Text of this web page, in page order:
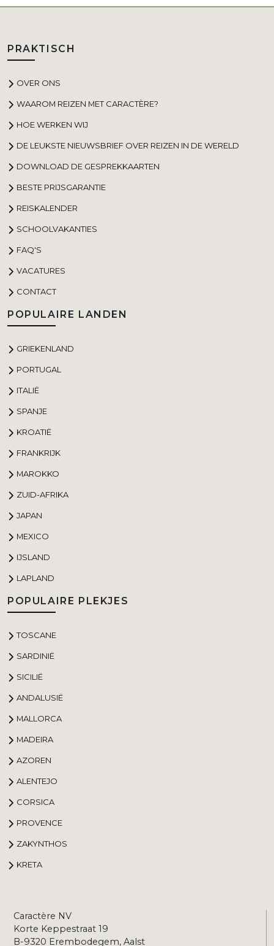
PRAKTISCH
OVER ONS
WAAROM REIZEN MET CARACTÈRE?
HOE WERKEN WIJ
DE LEUKSTE NIEUWSBRIEF OVER REIZEN IN DE WERELD
DOWNLOAD DE GESPREKKAARTEN
BESTE PRIJSGARANTIE
REISKALENDER
SCHOOLVAKANTIES
FAQ'S
VACATURES
CONTACT
POPULAIRE LANDEN
GRIEKENLAND
PORTUGAL
ITALIË
SPANJE
KROATIË
FRANKRIJK
MAROKKO
ZUID-AFRIKA
JAPAN
MEXICO
IJSLAND
LAPLAND
POPULAIRE PLEKJES
TOSCANE
SARDINIË
SICILIË
ANDALUSIË
MALLORCA
MADEIRA
AZOREN
ALENTEJO
CORSICA
PROVENCE
ZAKYNTHOS
KRETA
Caractère NV
Korte Keppestraat 19
B-9320 Erembodegem, Aalst